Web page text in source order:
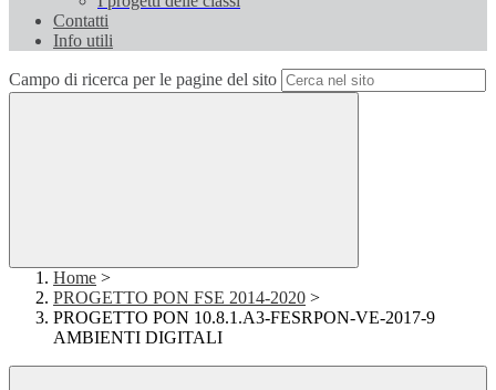
Contatti
Info utili
Campo di ricerca per le pagine del sito
Home >
PROGETTO PON FSE 2014-2020 >
PROGETTO PON 10.8.1.A3-FESRPON-VE-2017-9
AMBIENTI DIGITALI